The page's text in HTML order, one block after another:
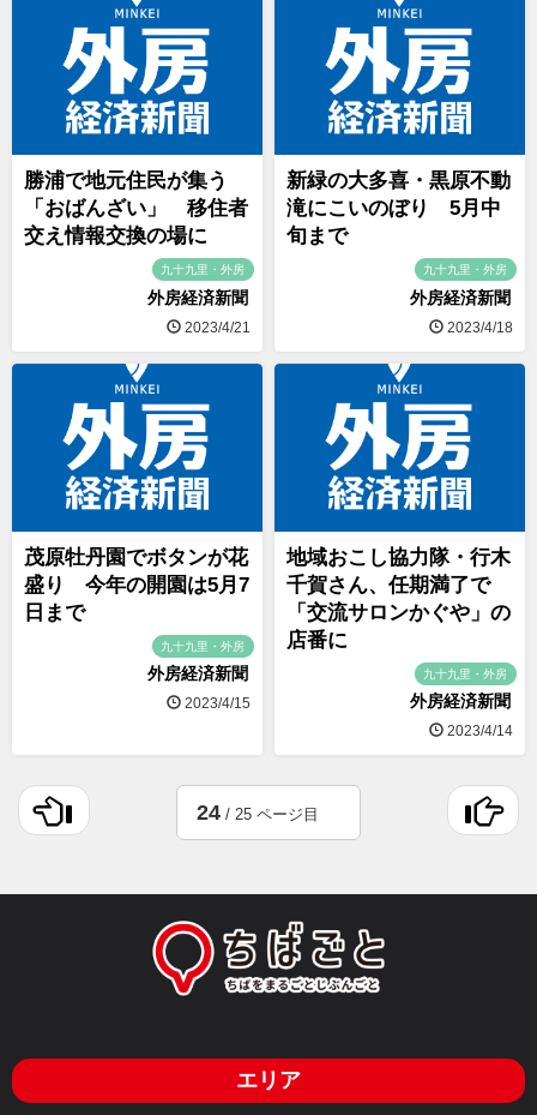
勝浦で地元住民が集う
「おばんざい」 移住者
交え情報交換の場に
九十九里・外房
外房経済新聞
2023/4/21
新緑の大多喜・黒原不動
滝にこいのぼり 5月中
旬まで
九十九里・外房
外房経済新聞
2023/4/18
茂原牡丹園でボタンが花
盛り 今年の開園は5月7
日まで
九十九里・外房
外房経済新聞
2023/4/15
地域おこし協力隊・行木
千賀さん、任期満了で
「交流サロンかぐや」の
店番に
九十九里・外房
外房経済新聞
2023/4/14
24 / 25 ページ目
エリア